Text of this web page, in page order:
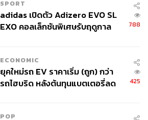
SPORT
adidas เปิดตัว Adizero EVO SL
EXO คอลเล็กชันพิเศษรับฤดูกาล
788
ECONOMIC
ยุคใหม่รถ EV ราคาเริ่ม (ถูก) กว่า
รถไฮบริด หลังต้นทุนแบตเตอรี่ลด
425
POP